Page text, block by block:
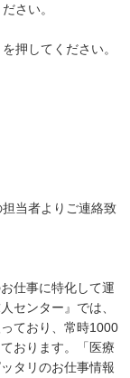
さい。
押してください。
当者よりご連絡致
仕事に特化して運
センター』では、
ており、常時1000
おります。「医療
タリのお仕事情報